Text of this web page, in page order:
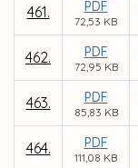
461. PDF
72,53 KB
462. PDF
72,95 KB
463. PDF
85,83 KB
464. PDF
111,08 KB